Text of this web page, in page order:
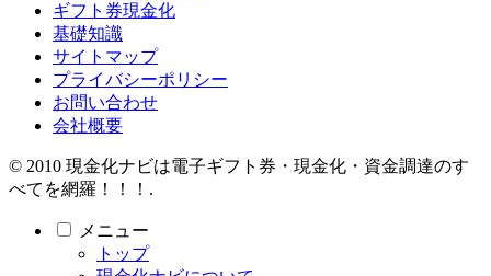
ギフト券現金化
基礎知識
サイトマップ
プライバシーポリシー
お問い合わせ
会社概要
© 2010 現金化ナビは電子ギフト券・現金化・資金調達のす
べてを網羅！！！.
メニュー
トップ